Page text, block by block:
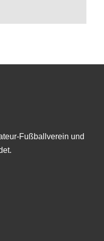
Fußballverein und